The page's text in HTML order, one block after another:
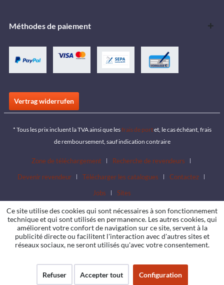
Méthodes de paiement
Vertrag widerrufen
* Tous les prix incluent la TVA ainsi que lesfrais de portet, le cas échéant, frais
de remboursement, sauf indication contraire
Zone de téléchargement
Recherche de revendeurs
Devenir revendeur
Télécharger les catalogues
Contactez
Jobs
Sites
Ce site utilise des cookies qui sont nécessaires à son fonctionnement
technique et qui sont utilisés en permanence. Les autres cookies, qui
améliorent votre confort de navigation sur ce site, servent à la
publicité directe ou facilitent l'interaction avec d'autres sites et
réseaux sociaux, ne seront utilisés qu'avec votre consentement.
Refuser Accepter tout Configuration